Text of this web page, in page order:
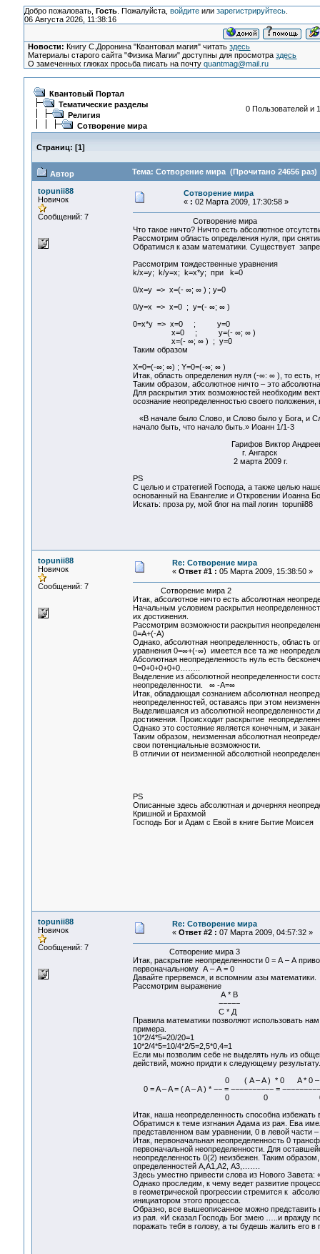
Добро пожаловать, Гость. Пожалуйста, войдитеили зарегистрируйтесь.
06 Августа 2026, 11:38:16
Новости: Книгу С.Доронина "Квантовая магия" читатьздесь
Материалы старого сайта "Физика Магии" доступны для просмотраздесь
О замеченных глюках просьба писать на почтуquantmag@mail.ru
Квантовый Портал
Тематические разделы
Религия
Сотворение мира
0 Пользователей и
Страниц: [1]
Автор Тема: Сотворение мира (Прочитано 24656 раз)
topunii88
Новичок
Сообщений: 7
Сотворение мира
« : 02 Марта 2009, 17:30:58 »
Сотворение мира
Что такое ничто? Ничто есть абсолютное
Рассмотрим область определения нуля, при
Обратимся к азам математики. Существует
Рассмотрим тождественные уравнения
k/x=y; k/y=x; k=x*y; при k=0
0/x=y => x=(- ∞; ∞ ) ; y=0
0/y=x => x=0 ; y=(- ∞; ∞ )
0=x*y => x=0 ; y=0
x=0 ; y=(- ∞; ∞ )
x=(- ∞; ∞ ) ; y=0
Таким образом
X=0=(-∞; ∞) ; Y=0=(-∞; ∞ )
Итак, область определения нуля (-∞: ∞ ), то есть,
Таким образом, абсолютное ничто – это
Для раскрытия этих возможностей необходим
осознание неопределенностью своего
«В начале было Слово, и Слово было у Бога, и
начало быть, что начало быть.» Иоанн 1/1-3
Гарифов Виктор
г. Ангарск
2 марта 2009 г.
PS
С целью и стратегией Господа, а также целью
основанный на Евангелие и Откровении Иоанна
Искать: проза ру, мой блог на mail логин topunii88
topunii88
Новичок
Сообщений: 7
Re: Сотворение мира
« Ответ #1 : 05 Марта 2009, 15:38:50 »
Сотворение мира 2
Итак, абсолютное ничто есть абсолютная
Начальным условием раскрытия
их достижения.
Рассмотрим возможности раскрытия
0=А+(-А)
Однако, абсолютная неопределенность, область
уравнения 0=∞+(-∞) имеется все та же
Абсолютная неопределенность нуль есть
0=0+0+0+0+0……..
Выделение из абсолютной неопределенности
неопределенности. ∞ -А=∞
Итак, обладающая сознанием абсолютная
неопределенностей, оставаясь при этом
Выделившаяся из абсолютной неопределенности
достижения. Происходит раскрытие
Однако это состояние является конечным, и
Таким образом, неизменная абсолютная
свои потенциальные возможности.
В отличии от неизменной абсолютной
PS
Описанные здесь абсолютная и дочерняя
Кришной и Брахмой
Господь Бог и Адам с Евой в книге Бытие Моисея
topunii88
Новичок
Сообщений: 7
Re: Сотворение мира
« Ответ #2 : 07 Марта 2009, 04:57:32 »
Сотворение мира 3
Итак, раскрытие неопределенности 0 = А – А
первоначальному А – А = 0
Давайте прервемся, и вспомним азы математики.
Рассмотрим выражение
А * В
−−−−−
С * Д
Правила математики позволяют использовать
примера.
10*2/4*5=20/20=1
10*2/4*5=10/4*2/5=2,5*0,4=1
Если мы позволим себе не выделять нуль из
действий, можно придти к следующему результату.
0 ( A – A ) * 0 A * 0
0 = A – A = ( A – A ) * −− = −−−−−−−−−−
0 0 0
Итак, наша неопределенность способна
Обратимся к теме изгнания Адама из рая. Ева
представленном вам уравнении, 0 в левой
Итак, первоначальная неопределенность 0
первоначальной неопределенности. Для
неопределенность 0(2) неизбежен. Таким
определенностей А,А1,А2, А3,…….
Здесь уместно привести слова из Нового
Однако проследим, к чему ведет развитие
в геометрической прогрессии стремится к
инициатором этого процесса.
Образно, все вышеописанное можно
из рая. «И сказал Господь Бог змею …..и вражду
поражать тебя в голову, а ты будешь жалить его в